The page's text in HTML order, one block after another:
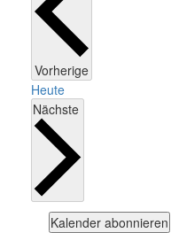
VorherigeVeranstaltungen
Heute
Nächste
Kalender abonnieren